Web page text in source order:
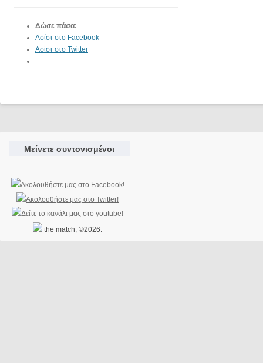
Δώσε πάσα:
Ασίστ στο Facebook
Ασίστ στο Twitter
Μείνετε συντονισμένοι
the match, ©2026.